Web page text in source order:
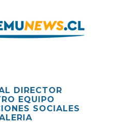
DIRECTOR
EQUIPO
SOCIALES